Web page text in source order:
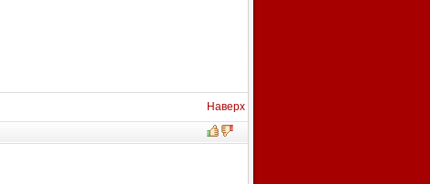
Наверх